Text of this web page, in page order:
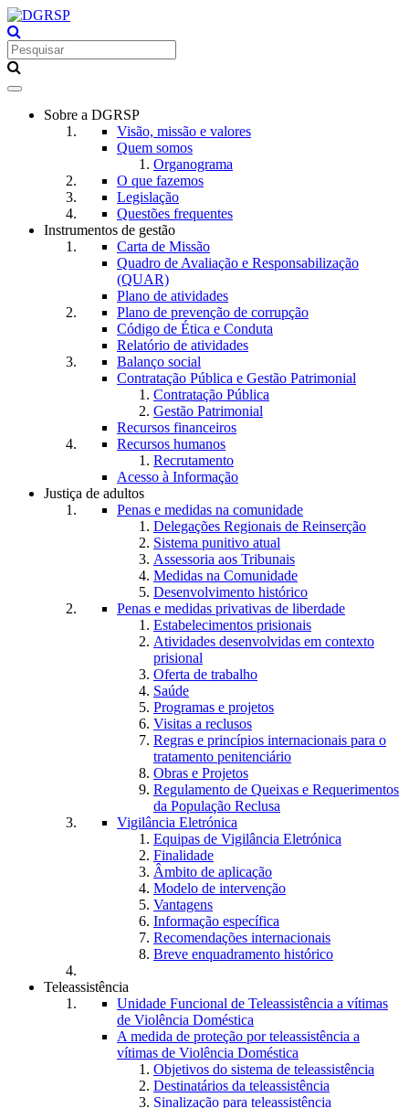
Toggle
navigationSobre a DGRSP
Visão, missão e valores
Quem somos
Organograma
O que fazemos
Legislação
Questões frequentes
Instrumentos de gestão
Carta de Missão
Quadro de Avaliação e Responsabilização
(QUAR)
Plano de atividades
Plano de prevenção de corrupção
Código de Ética e Conduta
Relatório de atividades
Balanço social
Contratação Pública e Gestão Patrimonial
Contratação Pública
Gestão Patrimonial
Recursos financeiros
Recursos humanos
Recrutamento
Acesso à Informação
Justiça de adultos
Penas e medidas na comunidade
Delegações Regionais de Reinserção
Sistema punitivo atual
Assessoria aos Tribunais
Medidas na Comunidade
Desenvolvimento histórico
Penas e medidas privativas de liberdade
Estabelecimentos prisionais
Atividades desenvolvidas em contexto
prisional
Oferta de trabalho
Saúde
Programas e projetos
Visitas a reclusos
Regras e princípios internacionais para o
tratamento penitenciário
Obras e Projetos
Regulamento de Queixas e Requerimentos
da População Reclusa
Vigilância Eletrónica
Equipas de Vigilância Eletrónica
Finalidade
Âmbito de aplicação
Modelo de intervenção
Vantagens
Informação específica
Recomendações internacionais
Breve enquadramento histórico
Teleassistência
Unidade Funcional de Teleassistência a vítimas
de Violência Doméstica
A medida de proteção por teleassistência a
vítimas de Violência Doméstica
Objetivos do sistema de teleassistência
Destinatários da teleassistência
Sinalização para teleassistência